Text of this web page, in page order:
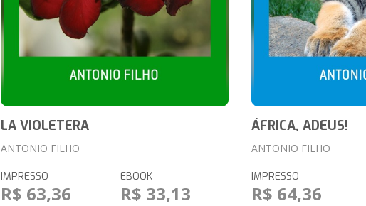
LA VIOLETERA
ANTONIO FILHO
IMPRESSO
R$ 63,36
EBOOK
R$ 33,13
ÁFRICA, ADEUS!
ANTONIO FILHO
IMPRESSO
R$ 64,36